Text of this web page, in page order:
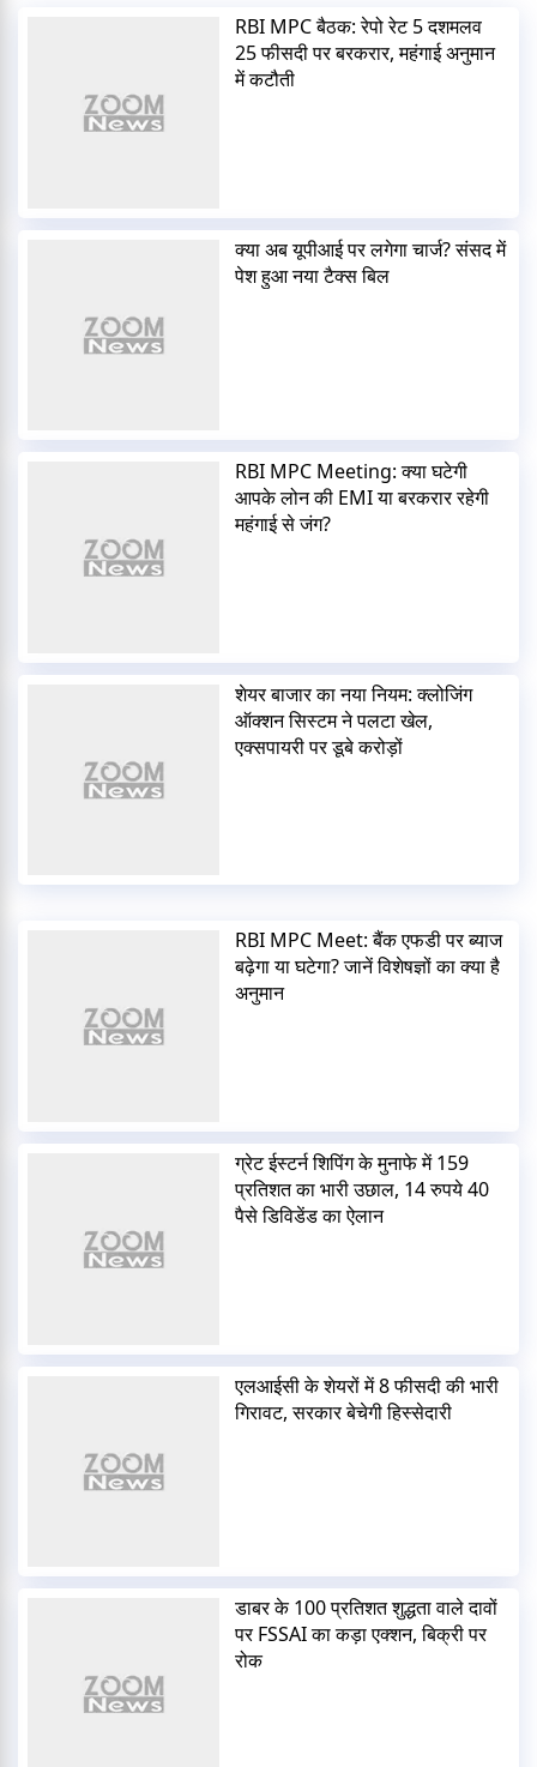
RBI MPC बैठक: रेपो रेट 5 दशमलव
25 फीसदी पर बरकरार, महंगाई अनुमान
में कटौती
क्या अब यूपीआई पर लगेगा चार्ज? संसद में
पेश हुआ नया टैक्स बिल
RBI MPC Meeting: क्या घटेगी
आपके लोन की EMI या बरकरार रहेगी
महंगाई से जंग?
शेयर बाजार का नया नियम: क्लोजिंग
ऑक्शन सिस्टम ने पलटा खेल,
एक्सपायरी पर डूबे करोड़ों
RBI MPC Meet: बैंक एफडी पर ब्याज
बढ़ेगा या घटेगा? जानें विशेषज्ञों का क्या है
अनुमान
ग्रेट ईस्टर्न शिपिंग के मुनाफे में 159
प्रतिशत का भारी उछाल, 14 रुपये 40
पैसे डिविडेंड का ऐलान
एलआईसी के शेयरों में 8 फीसदी की भारी
गिरावट, सरकार बेचेगी हिस्सेदारी
डाबर के 100 प्रतिशत शुद्धता वाले दावों
पर FSSAI का कड़ा एक्शन, बिक्री पर
रोक